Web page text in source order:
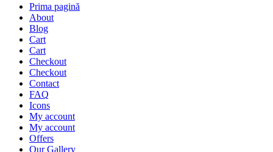
Prima pagină
About
Blog
Cart
Cart
Checkout
Checkout
Contact
FAQ
Icons
My account
My account
Offers
Our Gallery